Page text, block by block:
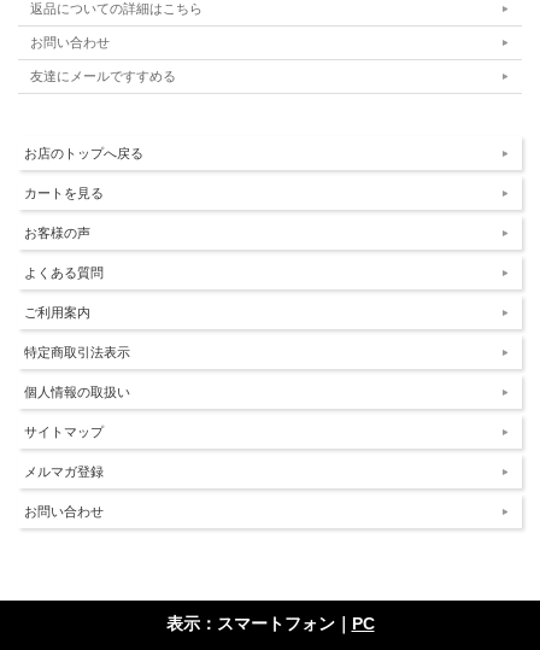
返品についての詳細はこちら
お問い合わせ
友達にメールですすめる
お店のトップへ戻る
カートを見る
お客様の声
よくある質問
ご利用案内
特定商取引法表示
個人情報の取扱い
サイトマップ
メルマガ登録
お問い合わせ
表示：スマートフォン｜ PC